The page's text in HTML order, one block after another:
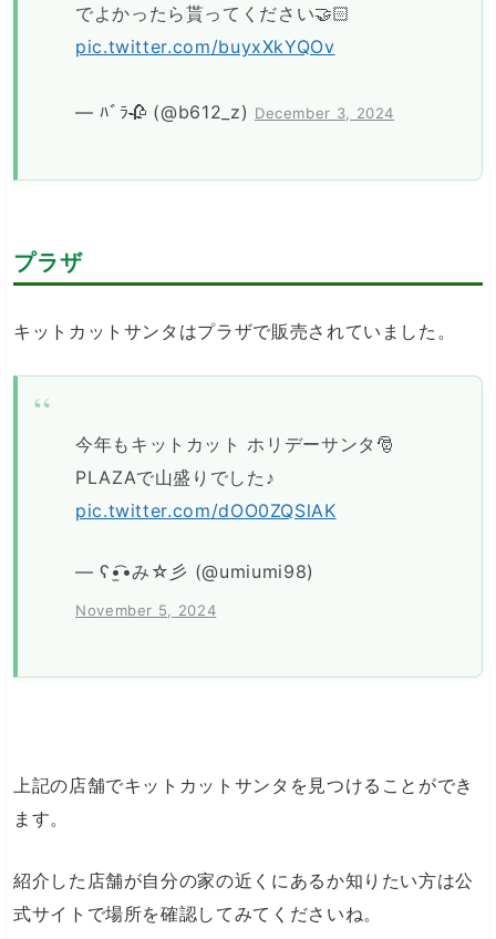
でよかったら貰ってください🤝🏻
pic.twitter.com/buyxXkYQOv
— ﾊﾞﾗ🥀 (@b612_z) December 3, 2024
プラザ
キットカットサンタはプラザで販売されていました。
今年もキットカット ホリデーサンタ🎅
PLAZAで山盛りでした♪
pic.twitter.com/dOO0ZQSlAK
— ʕ•̫͡•み☆彡 (@umiumi98)
November 5, 2024
上記の店舗でキットカットサンタを見つけることができ
ます。
紹介した店舗が自分の家の近くにあるか知りたい方は公
式サイトで場所を確認してみてくださいね。